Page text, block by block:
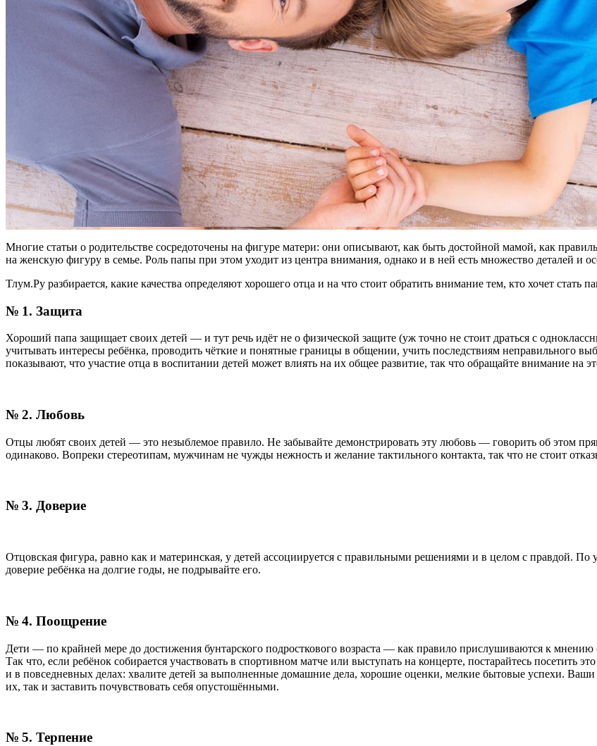
Многие статьи о родительстве сосредоточены на фигуре матери: они описывают, как быть достойной мамой, как
на женскую фигуру в семье. Роль папы при этом уходит из центра внимания, однако и в ней есть множество деталей и
Тлум.Ру разбирается, какие качества определяют хорошего отца и на что стоит обратить внимание тем, кто хочет стать
№ 1. Защита
Хороший папа защищает своих детей — и тут речь идёт не о физической защите (уж точно не стоит драться с
учитывать интересы ребёнка, проводить чёткие и понятные границы в общении, учить последствиям неправильного
показывают, что участие отца в воспитании детей может влиять на их общее развитие, так что обращайте внимание на
№ 2. Любовь
Отцы любят своих детей — это незыблемое правило. Не забывайте демонстрировать эту любовь — говорить об этом
одинаково. Вопреки стереотипам, мужчинам не чужды нежность и желание тактильного контакта, так что не стоит
№ 3. Доверие
Отцовская фигура, равно как и материнская, у детей ассоциируется с правильными решениями и в целом с правдой.
доверие ребёнка на долгие годы, не подрывайте его.
№ 4. Поощрение
Дети — по крайней мере до достижения бунтарского подросткового возраста — как правило прислушиваются к
Так что, если ребёнок собирается участвовать в спортивном матче или выступать на концерте, постарайтесь посетить
и в повседневных делах: хвалите детей за выполненные домашние дела, хорошие оценки, мелкие бытовые успехи.
их, так и заставить почувствовать себя опустошёнными.
№ 5. Терпение